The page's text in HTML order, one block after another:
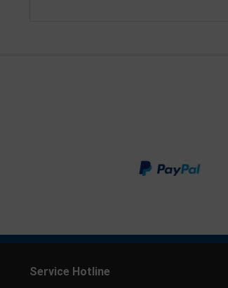
Service Hotline